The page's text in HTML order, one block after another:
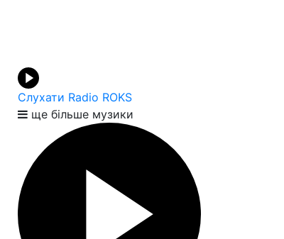
Слухати Radio ROKS
ще більше музики